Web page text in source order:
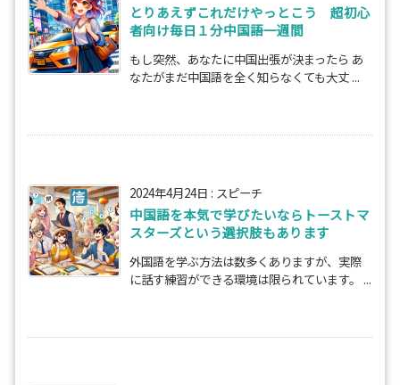
とりあえずこれだけやっとこう 超初心
者向け毎日１分中国語一週間
もし突然、あなたに中国出張が決まったら あ
なたがまだ中国語を全く知らなくても大丈 ...
2024年4月24日 : スピーチ
中国語を本気で学びたいならトーストマ
スターズという選択肢もあります
外国語を学ぶ方法は数多くありますが、実際
に話す練習ができる環境は限られています。 ...